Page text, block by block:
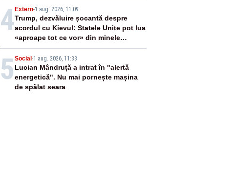
4Extern-1 aug. 2026, 11:09
Trump, dezvăluire șocantă despre
acordul cu Kievul: Statele Unite pot lua
«aproape tot ce vor» din minele
Ucrainei”
5 Social-1 aug. 2026, 11:33
Lucian Mândruță a intrat în "alertă
energetică". Nu mai pornește mașina
de spălat seara